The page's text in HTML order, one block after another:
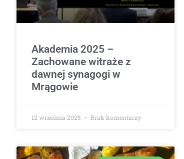
Akademia 2025 –
Zachowane witraże z
dawnej synagogi w
Mrągowie
12 września 2025 Brak komentarzy